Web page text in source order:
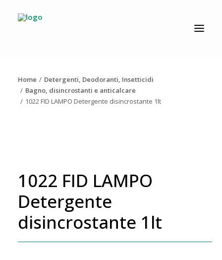
AZIENDA
NEWS
Ricerca
Home
Detergenti, Deodoranti, Insetticidi
Bagno, disincrostanti e anticalcare
1022 FID LAMPO Detergente disincrostante 1lt
1022 FID LAMPO
Detergente
disincrostante 1lt